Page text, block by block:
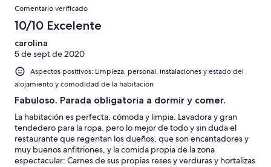
Comentario verificado
10/10 Excelente
carolina
5 de sept de 2020
Aspectos positivos: Limpieza, personal, instalaciones y estado del
alojamiento y comodidad de la habitación
Fabuloso. Parada obligatoria a dormir y comer.
La habitación es perfecta: cómoda y limpia. Lavadora y gran
tendedero para la ropa. pero lo mejor de todo y sin duda el
restaurante que regentan los dueños, que son encantadores y
muy buenos anfitriones, y la comida propia de la zona
espectacular: Carnes de sus propias reses y verduras y hortalizas